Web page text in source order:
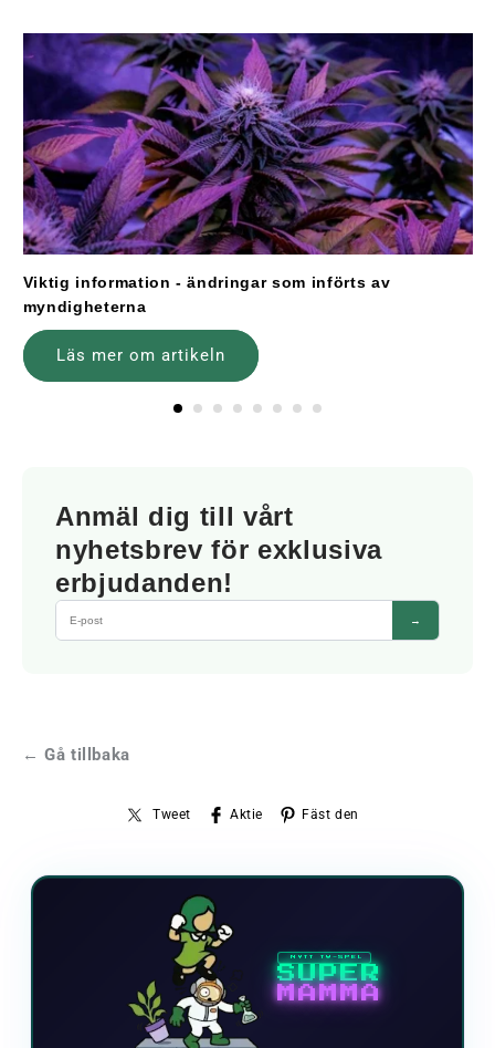
Viktig information - ändringar som införts av
myndigheterna
Läs mer om artikeln
Anmäl dig till vårt
nyhetsbrev för exklusiva
erbjudanden!
→
← Gå tillbaka
Tweet Aktie Fäst den
NYTT TV-SPEL
SUPER
MAMMA